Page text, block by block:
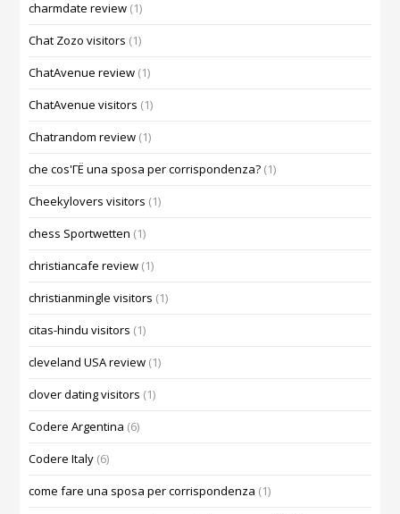
charmdate review (1)
Chat Zozo visitors (1)
ChatAvenue review (1)
ChatAvenue visitors (1)
Chatrandom review (1)
che cos'ГЁ una sposa per corrispondenza? (1)
Cheekylovers visitors (1)
chess Sportwetten (1)
christiancafe review (1)
christianmingle visitors (1)
citas-hindu visitors (1)
cleveland USA review (1)
clover dating visitors (1)
Codere Argentina (6)
Codere Italy (6)
come fare una sposa per corrispondenza (1)